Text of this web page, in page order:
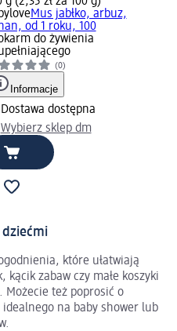
Mus jabłko, arbuz,
od 1 roku, 100
do żywienia
(0)
Informacje
Dostawa dostępna
Wybierz sklep dm
dziećmi
które ułatwiają
zabaw czy małe koszyki
Możecie też poprosić o
na baby shower lub